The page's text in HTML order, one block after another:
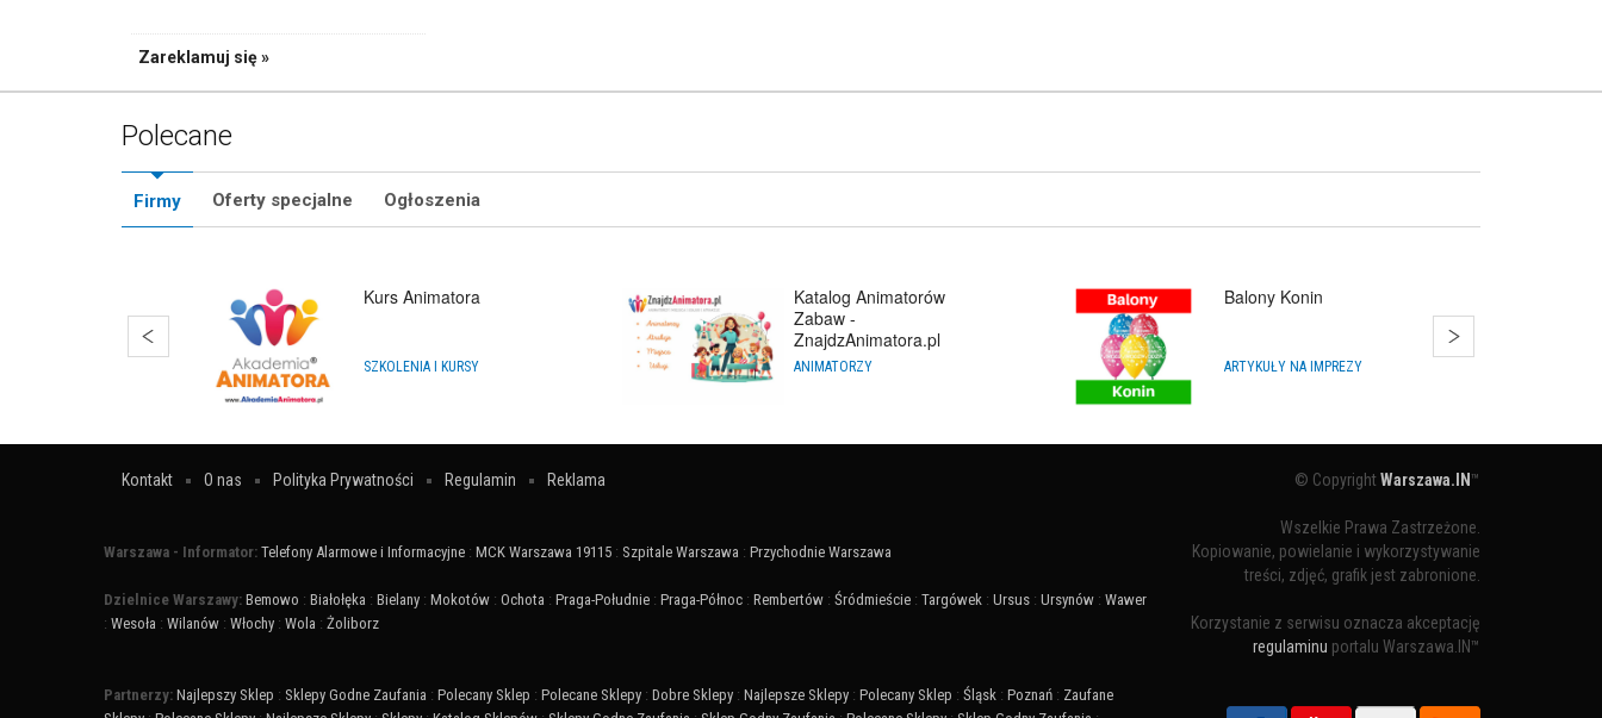
Zareklamuj się »
Polecane
Firmy Oferty specjalne Ogłoszenia
Kurs Animatora
SZKOLENIA I KURSY
Katalog Animatorów
Zabaw -
ZnajdzAnimatora.pl
ANIMATORZY
Balony Konin
ARTYKUŁY NA IMPREZY
Kontakt O nas Polityka Prywatności Regulamin Reklama
Warszawa - Informator: Telefony Alarmowe i Informacyjne : MCK Warszawa 19115 : Szpitale Warszawa : Przychodnie Warszawa
Dzielnice Warszawy: Bemowo : Białołęka : Bielany : Mokotów : Ochota : Praga-Południe : Praga-Północ : Rembertów : Śródmieście : Targówek : Ursus : Ursynów : Wawer
: Wesoła : Wilanów : Włochy : Wola : Żoliborz
Partnerzy: Najlepszy Sklep : Sklepy Godne Zaufania : Polecany Sklep : Polecane Sklepy : Dobre Sklepy : Najlepsze Sklepy : Polecany Sklep : Śląsk : Poznań : Zaufane
© CopyrightWarszawa.IN ™
Wszelkie Prawa Zastrzeżone.
Kopiowanie, powielanie i wykorzystywanie
treści, zdjęć, grafik jest zabronione.
Korzystanie z serwisu oznacza akceptację
regulaminu portalu Warszawa.IN™